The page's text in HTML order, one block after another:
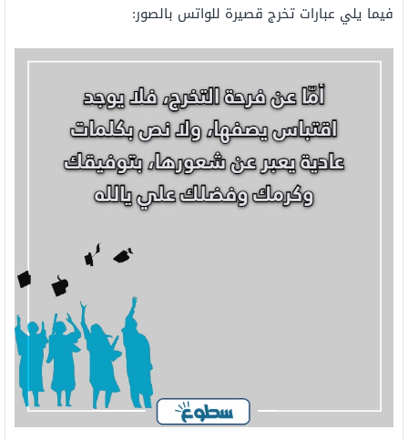
فيما يلي عبارات تخرج قصيرة للواتس بالصور: